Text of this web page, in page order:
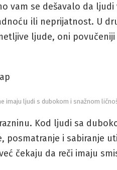
vam se dešavalo da
ili neprijatnost. U
ljude, oni
imaju ljudi s dubokom i snažnom
Kod ljudi sa
posmatranje i sabiranje
čekaju da reči imaju